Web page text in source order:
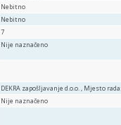
Nebitno
Nebitno
7
Nije naznačeno
DEKRA zapošljavanje d.o.o. , Mjesto
Nije naznačeno